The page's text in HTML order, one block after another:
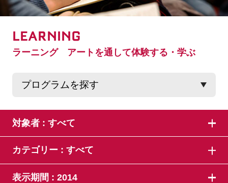
LEARNING
ラーニング アートを通して体験する・学ぶ
対象者 : すべて
カテゴリー : すべて
表示期間 : 2014